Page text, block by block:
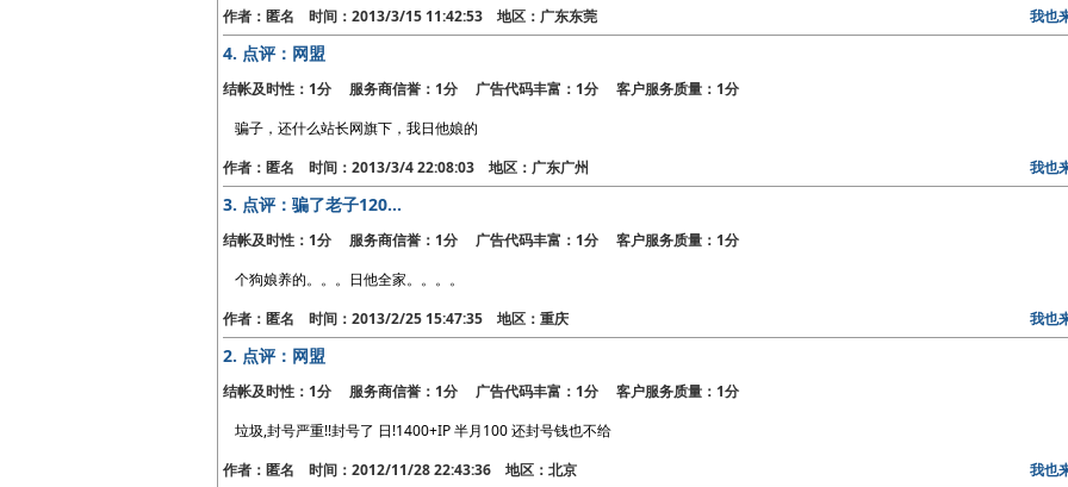
作者：匿名 时间：2013/3/15 11:42:53 地区：广东东莞
我也
4. 点评：网盟
结帐及时性：1分 服务商信誉：1分 广告代码丰富：1分 客户服务质量：1分
骗子，还什么站长网旗下，我日他娘的
作者：匿名 时间：2013/3/4 22:08:03 地区：广东广州
我也
3. 点评：骗了老子120...
结帐及时性：1分 服务商信誉：1分 广告代码丰富：1分 客户服务质量：1分
个狗娘养的。。。日他全家。。。。
作者：匿名 时间：2013/2/25 15:47:35 地区：重庆
我也
2. 点评：网盟
结帐及时性：1分 服务商信誉：1分 广告代码丰富：1分 客户服务质量：1分
垃圾,封号严重!!封号了 日!1400+IP 半月100 还封号钱也不给
作者：匿名 时间：2012/11/28 22:43:36 地区：北京
我也